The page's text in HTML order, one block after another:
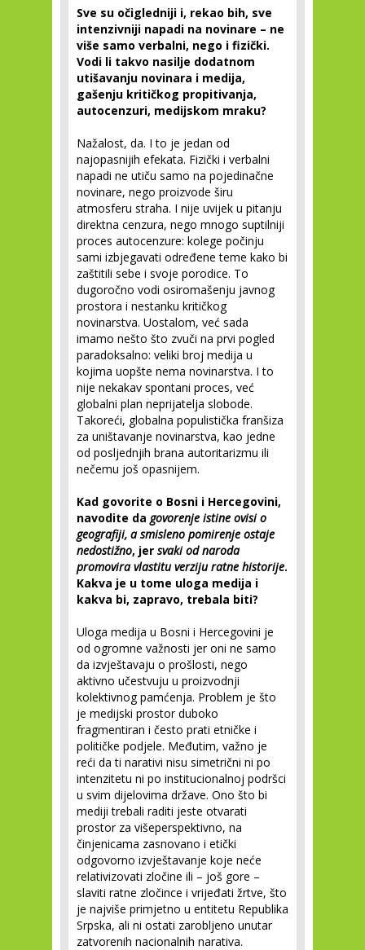
Sve su očigledniji i, rekao bih, sve
intenzivniji napadi na novinare – ne
više samo verbalni, nego i fizički.
Vodi li takvo nasilje dodatnom
utišavanju novinara i medija,
gašenju kritičkog propitivanja,
autocenzuri, medijskom mraku?
Nažalost, da. I to je jedan od
najopasnijih efekata. Fizički i verbalni
napadi ne utiču samo na pojedinačne
novinare, nego proizvode širu
atmosferu straha. I nije uvijek u pitanju
direktna cenzura, nego mnogo suptilniji
proces autocenzure: kolege počinju
sami izbjegavati određene teme kako bi
zaštitili sebe i svoje porodice. To
dugoročno vodi osiromašenju javnog
prostora i nestanku kritičkog
novinarstva. Uostalom, već sada
imamo nešto što zvuči na prvi pogled
paradoksalno: veliki broj medija u
kojima uopšte nema novinarstva. I to
nije nekakav spontani proces, već
globalni plan neprijatelja slobode.
Takoreći, globalna populistička franšiza
za uništavanje novinarstva, kao jedne
od posljednjih brana autoritarizmu ili
nečemu još opasnijem.
Kad govorite o Bosni i Hercegovini,
navodite da govorenje istine ovisi o
geografiji, a smisleno pomirenje ostaje
nedostižno, jer svaki od naroda
promovira vlastitu verziju ratne historije.
Kakva je u tome uloga medija i
kakva bi, zapravo, trebala biti?
Uloga medija u Bosni i Hercegovini je
od ogromne važnosti jer oni ne samo
da izvještavaju o prošlosti, nego
aktivno učestvuju u proizvodnji
kolektivnog pamćenja. Problem je što
je medijski prostor duboko
fragmentiran i često prati etničke i
političke podjele. Međutim, važno je
reći da ti narativi nisu simetrični ni po
intenzitetu ni po institucionalnoj podršci
u svim dijelovima države. Ono što bi
mediji trebali raditi jeste otvarati
prostor za višeperspektivno, na
činjenicama zasnovano i etički
odgovorno izvještavanje koje neće
relativizovati zločine ili – još gore –
slaviti ratne zločince i vrijeđati žrtve, što
je najviše primjetno u entitetu Republika
Srpska, ali ni ostati zarobljeno unutar
zatvorenih nacionalnih narativa.